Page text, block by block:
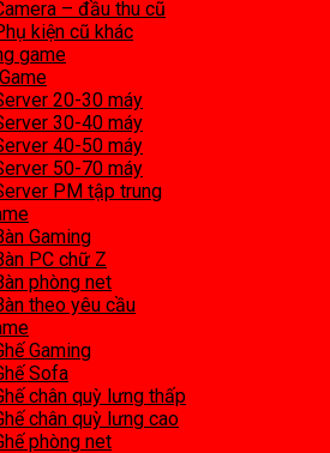
– đầu thu cũ
kiện cũ khác
game
20-30 máy
30-40 máy
40-50 máy
50-70 máy
PM tập trung
Gaming
PC chữ Z
phòng net
theo yêu cầu
Gaming
Sofa
chân quỳ lưng thấp
chân quỳ lưng cao
phòng net